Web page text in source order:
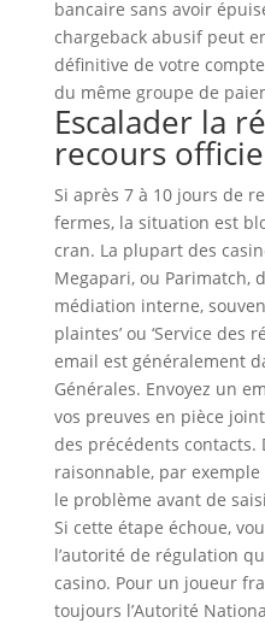
bancaire sans avoir
chargeback abusif peut
définitive de votre
du même groupe de
Escalader la
recours
Si après 7 à 10 jours de
fermes, la situation est
cran. La plupart des
Megapari, ou Parimatch,
médiation interne,
plaintes’ ou ‘Service des
email est généralement
Générales. Envoyez un
vos preuves en pièce
des précédents
raisonnable, par
le problème avant de
Si cette étape échoue,
l’autorité de régulation
casino. Pour un joueur
toujours l’Autorité